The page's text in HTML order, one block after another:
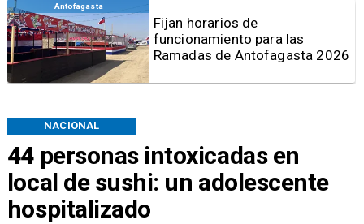
44 personas intoxicadas en
local de sushi: un adolescente
hospitalizado
NACIONAL
Antofagasta
Por graves deficiencias:
Prohiben uso de caldera en
Embotelladora Andina en
Antofagasta